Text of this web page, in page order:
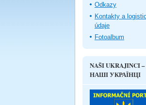
Odkazy
Kontakty a
údaje
Fotoalbum
NAŠI UKRAJINCI –
НАШІ УКРАЇНЦІ